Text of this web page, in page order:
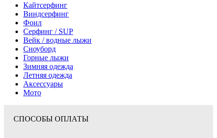
Кайтсерфинг
Виндсерфинг
Фоил
Серфинг / SUP
Вейк / водные лыжи
Сноуборд
Горные лыжи
Зимняя одежда
Летняя одежда
Аксессуары
Мото
СПОСОБЫ ОПЛАТЫ